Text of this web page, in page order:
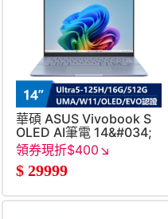
華碩 ASUS Vivobook S
OLED AI筆電 14&#034;
(Intel Core Ultra5-
藍
領券現折$400↘
$ 29999